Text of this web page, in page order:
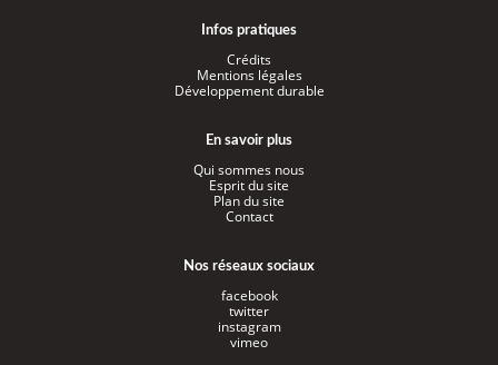
Infos pratiques
Crédits
Mentions légales
Développement durable
En savoir plus
Qui sommes nous
Esprit du site
Plan du site
Contact
Nos réseaux sociaux
facebook
twitter
instagram
vimeo